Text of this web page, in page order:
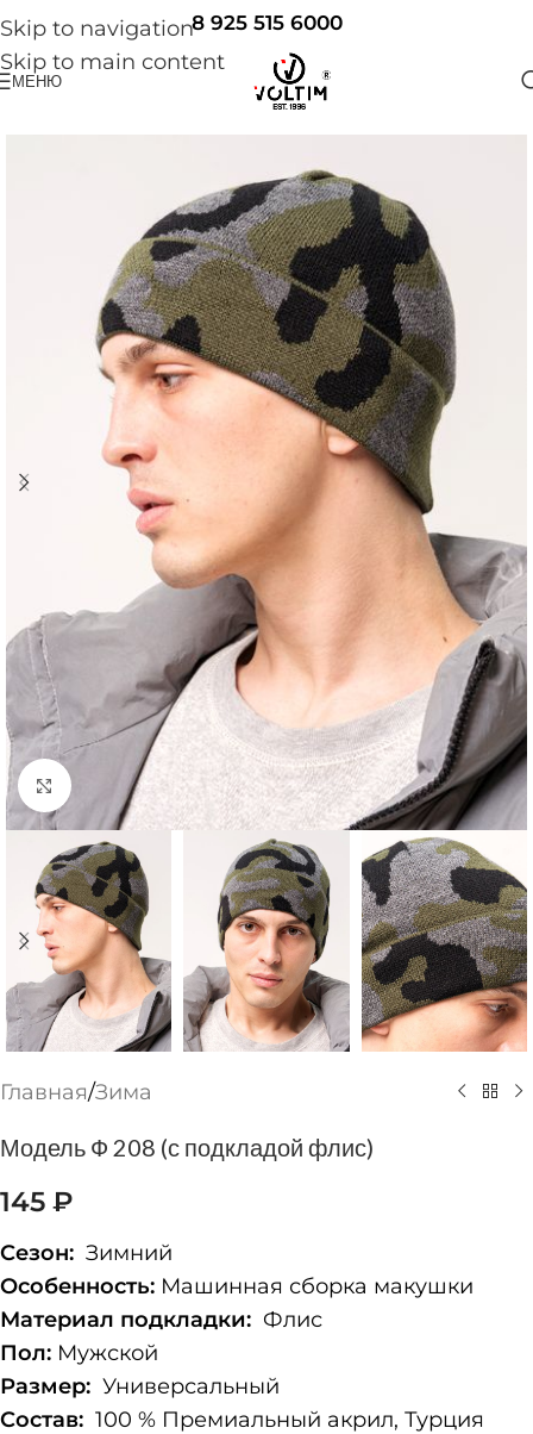
Skip to navigation
Skip to main content
8 925 515 6000
МЕНЮ
Нажмите, чтобы увеличить
Главная/Зима
Модель Ф 208 (с подкладой флис)
145 ₽
Сезон: Зимний
Особенность: Машинная сборка макушки
Материал подкладки: Флис
Пол: Мужской
Размер: Универсальный
Состав: 100 % Премиальный акрил, Турция